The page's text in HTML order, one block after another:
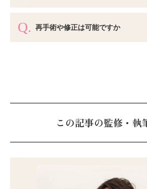
再手術や修正は可能ですか
この記事の監修・執